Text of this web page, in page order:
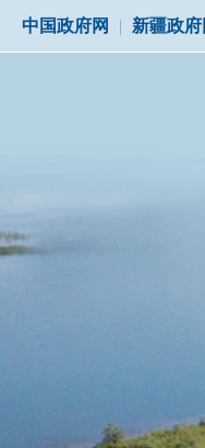
中国政府网 | 新疆政府